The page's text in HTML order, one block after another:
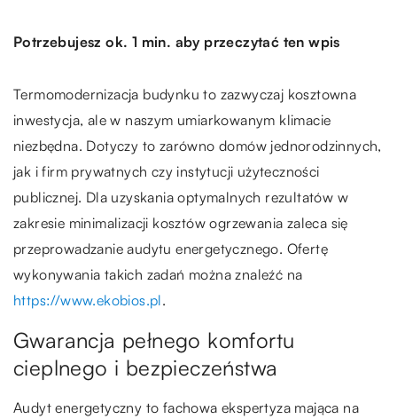
Potrzebujesz ok. 1 min. aby przeczytać ten wpis
Termomodernizacja budynku to zazwyczaj kosztowna
inwestycja, ale w naszym umiarkowanym klimacie
niezbędna. Dotyczy to zarówno domów jednorodzinnych,
jak i firm prywatnych czy instytucji użyteczności
publicznej. Dla uzyskania optymalnych rezultatów w
zakresie minimalizacji kosztów ogrzewania zaleca się
przeprowadzanie audytu energetycznego. Ofertę
wykonywania takich zadań można znaleźć na
https://www.ekobios.pl.
Gwarancja pełnego komfortu
cieplnego i bezpieczeństwa
Audyt energetyczny to fachowa ekspertyza mająca na